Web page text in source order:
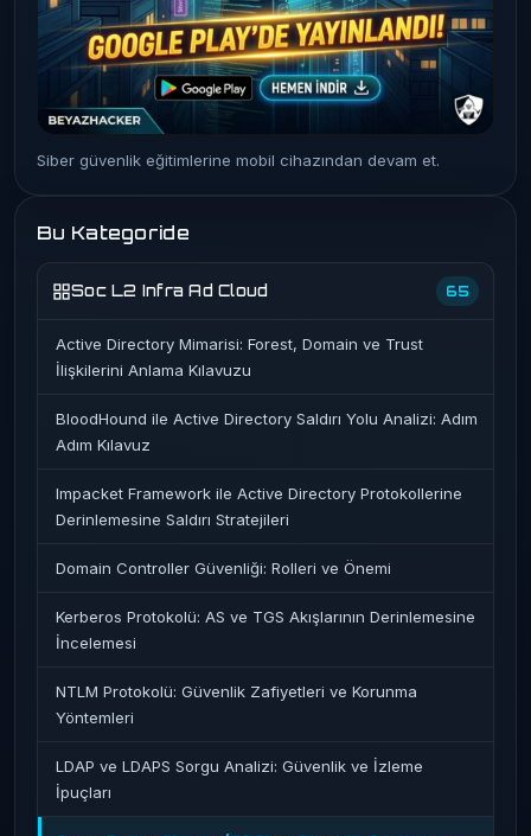
Siber güvenlik eğitimlerine mobil cihazından devam et.
Bu Kategoride
Soc L2 Infra Ad Cloud 65
Active Directory Mimarisi: Forest, Domain ve Trust
İlişkilerini Anlama Kılavuzu
BloodHound ile Active Directory Saldırı Yolu Analizi: Adım
Adım Kılavuz
Impacket Framework ile Active Directory Protokollerine
Derinlemesine Saldırı Stratejileri
Domain Controller Güvenliği: Rolleri ve Önemi
Kerberos Protokolü: AS ve TGS Akışlarının Derinlemesine
İncelemesi
NTLM Protokolü: Güvenlik Zafiyetleri ve Korunma
Yöntemleri
LDAP ve LDAPS Sorgu Analizi: Güvenlik ve İzleme
İpuçları